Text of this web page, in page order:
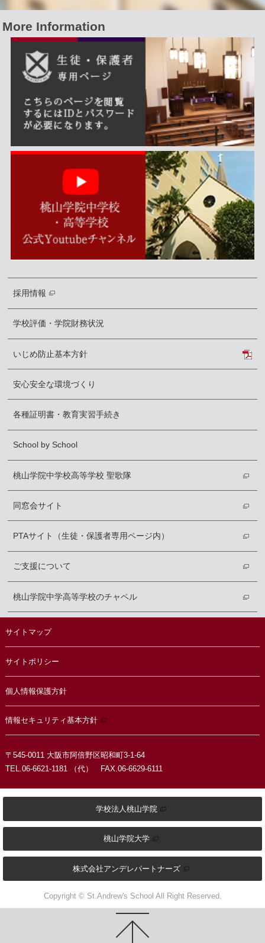
[中学]空手道部 大阪府中学校選手権大会
2024年度 夏休み中の事務室 窓口取扱時間について
2023年12月4日
2023年度 年末年始の事務室 窓口取扱時間について
2023年6月16日
2023年度 夏休み中の事務室 窓口取扱時間について
2022年12月1日
2022年度 年末年始の事務室休業期間について
More Information
採用情報
学校評価・学院財務状況
いじめ防止基本方針
安心安全な環境づくり
各種証明書・教育実習手続き
School by School
桃山学院中学校高等学校 聖歌隊
同窓会サイト
PTAサイト（生徒・保護者専用ページ内）
ご支援について
桃山学院中学高等学校のチャペル
サイトマップ
サイトポリシー
個人情報保護方針
情報セキュリティ基本方針
〒545-0011 大阪市阿倍野区昭和町3-1-64
TEL.06-6621-1181 （代） FAX.06-6629-6111
学校法人桃山学院
桃山学院大学
株式会社アンデレパートナーズ
Copyright © St.Andrew's School All Right Reserved.